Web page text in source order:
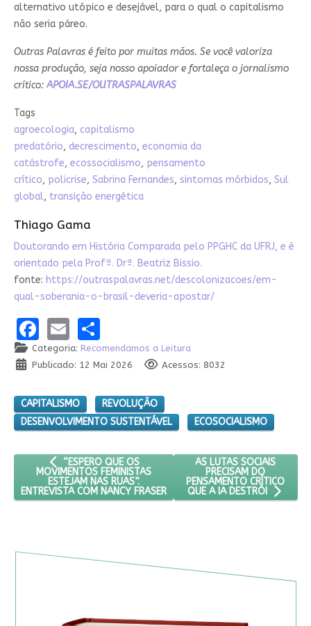
alternativo utópico e desejável, para o qual o capitalismo
não seria páreo.
Outras Palavras é feito por muitas mãos. Se você valoriza
nossa produção, seja nosso apoiador e fortaleça o jornalismo
crítico: APOIA.SE/OUTRASPALAVRAS
Tags
agroecologia, capitalismo
predatório, decrescimento, economia da
catástrofe, ecossocialismo, pensamento
crítico, policrise, Sabrina Fernandes, sintomas mórbidos, Sul
global, transição energética
Thiago Gama
Doutorando em História Comparada pelo PPGHC da UFRJ, e é
orientado pela Profª. Drª. Beatriz Bissio.
fonte: https://outraspalavras.net/descolonizacoes/em-
qual-soberania-o-brasil-deveria-apostar/
Facebook
EmailShare
Categoria: Recomendamos a Leitura
Publicado: 12 Mai 2026
Acessos: 8032
CAPITALISMO
REVOLUÇÃO
DESENVOLVIMENTO SUSTENTÁVEL
ECOSOCIALISMO
ARTIGO ANTERIOR: “ESPERO QUE OS MOVIMENTOS
“ESPERO QUE OS
MOVIMENTOS FEMINISTAS
ESTEJAM NAS RUAS”.
ENTREVISTA COM NANCY FRASER
PRÓXIMO ARTIGO: AS
AS LUTAS SOCIAIS
PRECISAM DO
PENSAMENTO CRÍTICO
QUE A IA DESTRÓI